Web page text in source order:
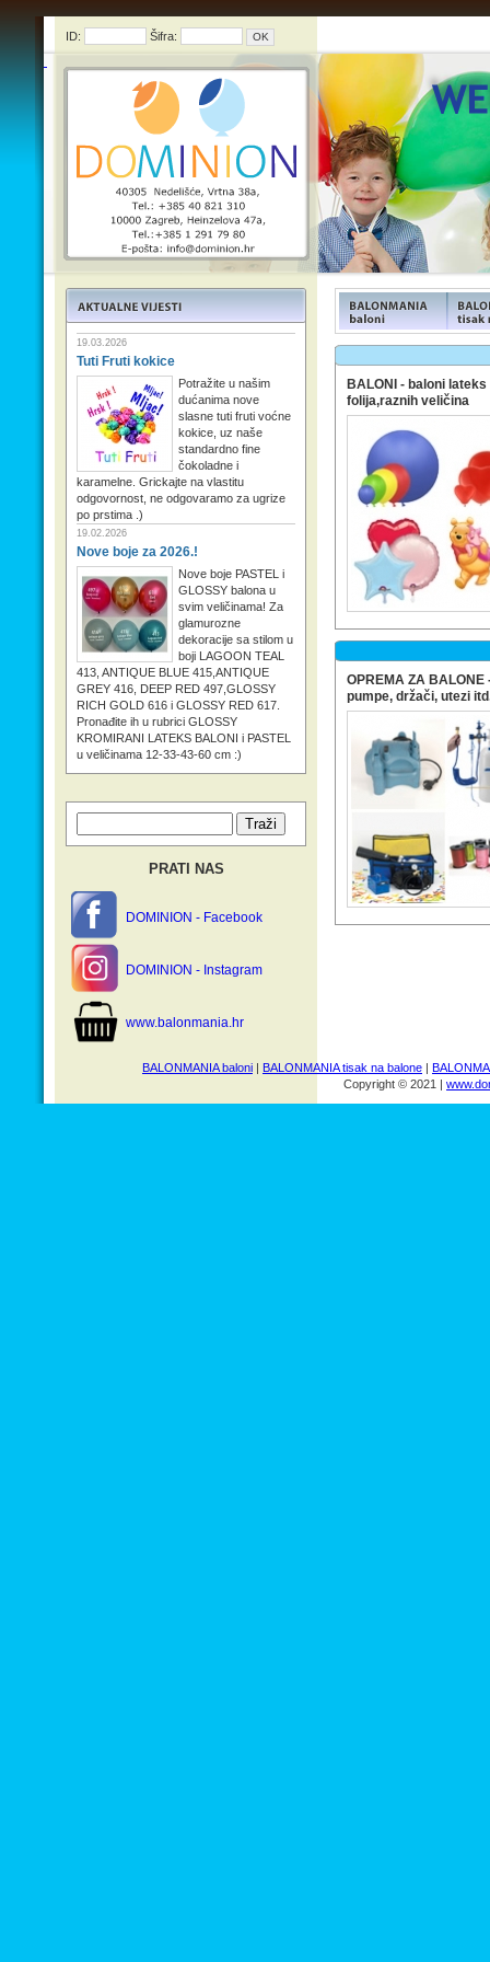
ID: Šifra:
19.03.2026
Tuti Fruti kokice
Potražite u našim
dućanima nove
slasne tuti fruti voćne
kokice, uz naše
standardno fine
čokoladne i
karamelne. Grickajte na vlastitu
odgovornost, ne odgovaramo za ugrize
po prstima .)
19.02.2026
Nove boje za 2026.!
Nove boje PASTEL i
GLOSSY balona u
svim veličinama! Za
glamurozne
dekoracije sa stilom u
boji LAGOON TEAL
413, ANTIQUE BLUE 415,ANTIQUE
GREY 416, DEEP RED 497,GLOSSY
RICH GOLD 616 i GLOSSY RED 617.
Pronađite ih u rubrici GLOSSY
KROMIRANI LATEKS BALONI i PASTEL
u veličinama 12-33-43-60 cm :)
PRATI NAS
DOMINION - Facebook
DOMINION - Instagram
www.balonmania.hr
BALONI - baloni lateks
folija,raznih veličina
OPREMA ZA BALONE
pumpe, držači, utezi
BALONMANIA baloni | BALONMANIA tisak na balone |
Copyright © 2021 |